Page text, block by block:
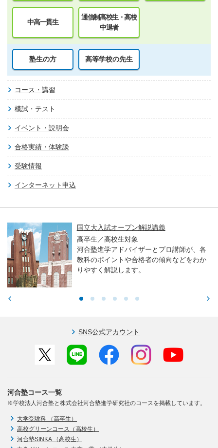
中高一貫生
通信制高校生・高校
中退者
塾生の方 高等学校の先生
コース・講習
模試・テスト
イベント・説明会
合格実績・体験談
受験情報
インターネット申込
国立大入試オープン解説講義
高卒生／高校生対象
河合塾進学アドバイザーとプロ講師が、各
教科のポイントや合格者の傾向などをわか
りやすく解説します。
SNS公式アカウント
河合塾コース一覧
※学校法人河合塾と株式会社河合塾進学研究社のコースを掲載しています。
大学受験科 （高卒生）
高校グリーンコース（高校生）
河合塾SINKA （高校生）